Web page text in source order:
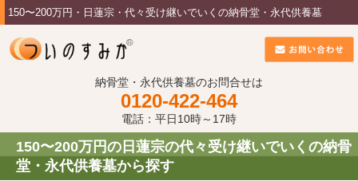
150〜200万円・日蓮宗・代々受け継いでいくの納骨堂・永代供養墓
納骨堂・永代供養墓のお問合せは
0120-422-464
電話：平日10時～17時
150〜200万円の日蓮宗の代々受け継いでいくの納骨
堂・永代供養墓から探す